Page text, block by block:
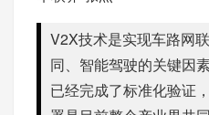
V2X技术是实现车路网
同、智能驾驶的关键因
已经完成了标准化验证